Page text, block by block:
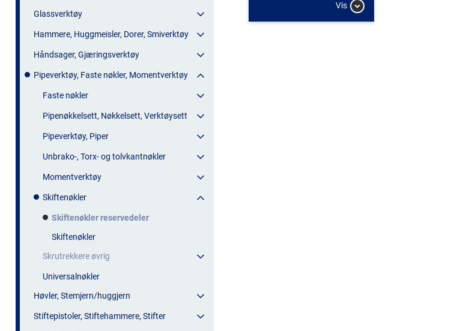
Glassverktøy
Hammere, Huggmeisler, Dorer, Smiverktøy
Håndsager, Gjæringsverktøy
Pipeverktøy, Faste nøkler, Momentverktøy
Faste nøkler
Pipenøkkelsett, Nøkkelsett, Verktøysett
Pipeverktøy, Piper
Unbrako-, Torx- og tolvkantnøkler
Momentverktøy
Skiftenøkler
Skiftenøkler reservedeler
Skiftenøkler
Skrutrekkere øvrig
Universalnøkler
Høvler, Stemjern/huggjern
Stiftepistoler, Stiftehammere, Stifter
Vis